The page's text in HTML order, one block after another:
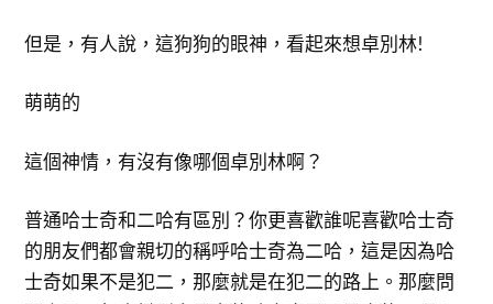
但是，有人說，這狗狗的眼神，看起來想卓別林!
萌萌的
這個神情，有沒有像哪個卓別林啊？
普通哈士奇和二哈有區別？你更喜歡誰呢喜歡哈士奇
的朋友們都會親切的稱呼哈士奇為二哈，這是因為哈
士奇如果不是犯二，那麼就是在犯二的路上。那麼問